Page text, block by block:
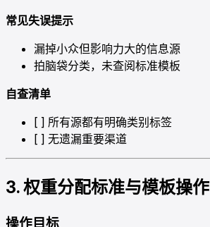
常见失误提示
漏掉小众但影响力大的信息源
拍脑袋分类，未查阅标准模板
自查清单
[ ] 所有源都有明确类别标签
[ ] 无遗漏重要渠道
3. 权重分配标准与模板操作
操作目标